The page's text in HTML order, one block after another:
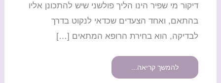
דיקור מי שפיר הינו הליך פולשני שיש להתכונן אליו
בהתאם, ואחד הצעדים שכדאי לנקוט בדרך
לבדיקה, הוא בחירת הרופא המתאים […]
–
מי
להמשך קריאה...